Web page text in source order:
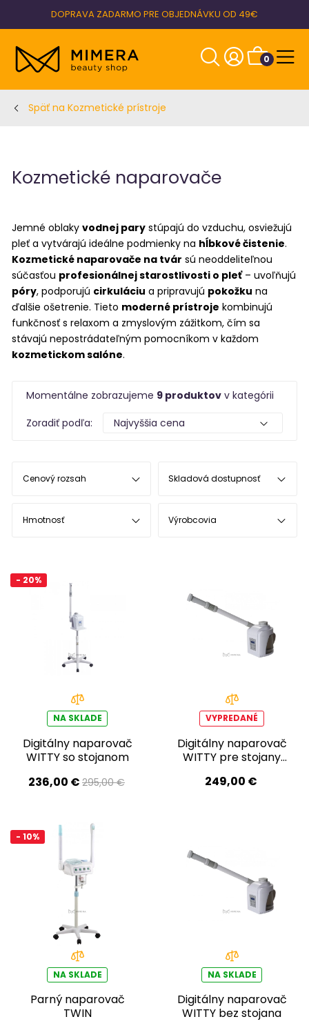
DOPRAVA ZADARMO PRE OBJEDNÁVKU OD 49€
0
Späť na Kozmetické prístroje
Kozmetické naparovače
Jemné oblakyvodnej pary stúpajú do vzduchu, osviežujú
pleť a vytvárajú ideálne podmienky na hĺbkové čistenie.
Kozmetické naparovače na tvár sú neoddeliteľnou
súčasťou profesionálnej starostlivosti o pleť– uvoľňujú
póry, podporujú cirkuláciu a pripravujú pokožku na
ďalšie ošetrenie. Tieto moderné prístroje kombinujú
funkčnosť s relaxom a zmyslovým zážitkom, čím sa
stávajú nepostrádateľným pomocníkom v každom
kozmetickom salóne.
Momentálne zobrazujeme 9 produktov v kategórii
Zoradiť podľa:
Cenový rozsah Skladová dostupnosť
Hmotnosť Výrobcovia
- 20%
NA SKLADE
Digitálny naparovač
WITTY so stojanom
236,00 € 295,00 €
VYPREDANÉ
Digitálny naparovač
WITTY pre stojany
249,00 €
- 10%
NA SKLADE
Parný naparovač
TWIN
NA SKLADE
Digitálny naparovač
WITTY bez stojana